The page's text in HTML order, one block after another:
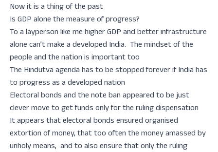
Now it is a thing of the past
Is GDP alone the measure of progress?
To a layperson like me higher GDP and better infrastructure
alone can’t make a developed India. The mindset of the
people and the nation is important too
The Hindutva agenda has to be stopped forever if India has
to progress as a developed nation
Electoral bonds and the note ban appeared to be just
clever move to get funds only for the ruling dispensation
It appears that electoral bonds ensured organised
extortion of money, that too often the money amassed by
unholy means, and to also ensure that only the ruling